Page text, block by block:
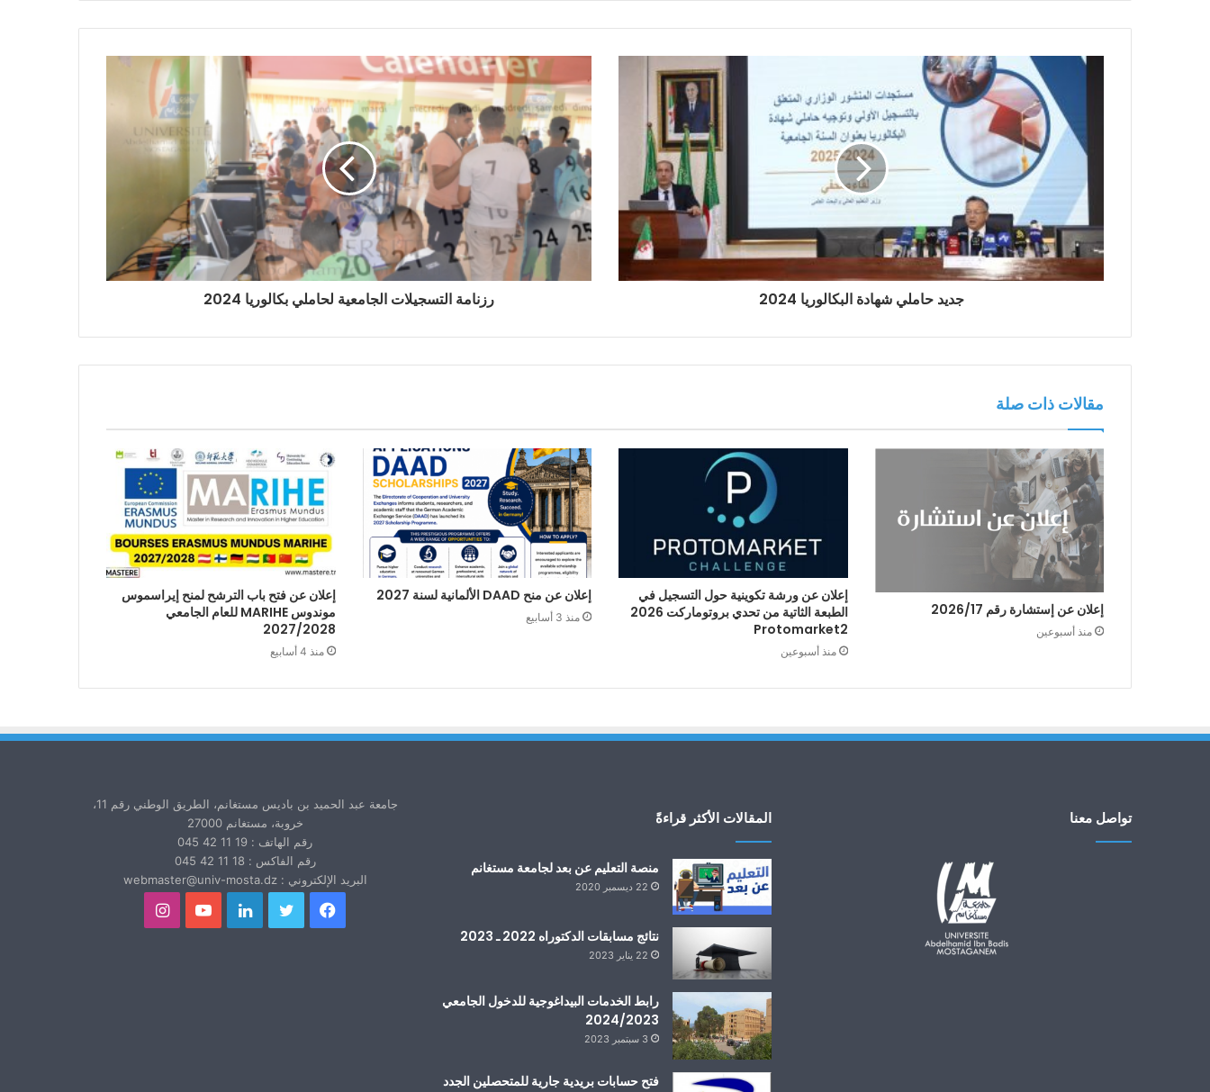
جديد حاملي شهادة البكالوريا 2024 رزنامة التسجيلات الجامعية لحاملي بكالوريا 2024
مقالات ذات صلة
إعلان عن إستشارة رقم 2026/17
منذ أسبوعين
إعلان عن ورشة تكوينية حول التسجيل في
الطبعة الثاتية من تحدي بروتوماركت 2026
Protomarket2
منذ أسبوعين
إعلان عن منح DAAD الألمانية لسنة 2027
منذ 3 أسابيع
إعلان عن فتح باب الترشح لمنح إيراسموس
موندوس MARIHE للعام الجامعي
2027/2028
منذ 4 أسابيع
تواصل معنا المقالات الأكثر قراءةً
منصة التعليم عن بعد لجامعة مستغانم
22 ديسمبر 2020
نتائج مسابقات الدكتوراه 2022 ـ 2023
22 يناير 2023
رابط الخدمات البيداغوجية للدخول الجامعي
2024/2023
3 سبتمبر 2023
فتح حسابات بريدية جارية للمتحصلين الجدد
جامعة عبد الحميد بن باديس مستغانم، الطريق الوطني رقم 11،
خروبة، مستغانم 27000
رقم الهاتف : 19 11 42 045
رقم الفاكس : 18 11 42 045
البريد الإلكتروني : webmaster@univ-mosta.dz
فيسبوك تويتر لينكدإنيوتيوبانستقرام